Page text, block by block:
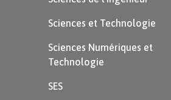
Sciences et Technologie
Sciences Numériques et
Technologie
SES